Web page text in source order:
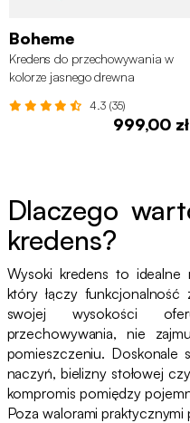
Boheme
Kredens do przechowywania w
kolorze jasnego drewna
4.3 (35)
999,00 zł
Dlaczego
kredens?
Wysoki kredens to idealne
który łączy
swojej wysokości
przechowywania, nie
pomieszczeniu. Doskonale
naczyń, bielizny stołowej
kompromis pomiędzy
Poza walorami